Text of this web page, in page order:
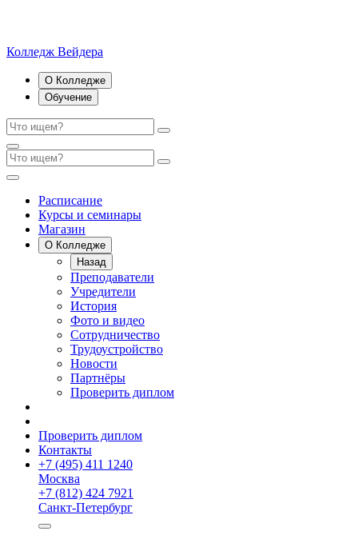
Колледж Вейдера
О Колледже
Обучение
Расписание
Курсы и семинары
Магазин
О Колледже
Назад
Преподаватели
Учредители
История
Фото и видео
Сотрудничество
Трудоустройство
Новости
Партнёры
Проверить диплом
Проверить диплом
Контакты
+7 (495) 411 1240
Москва
+7 (812) 424 7921
Санкт-Петербург